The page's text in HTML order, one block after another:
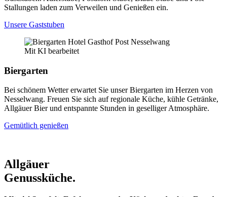
Stallungen laden zum Verweilen und Genießen ein.
Unsere Gaststuben
Mit KI bearbeitet
Biergarten
Bei schönem Wetter erwartet Sie unser Biergarten im Herzen von
Nesselwang. Freuen Sie sich auf regionale Küche, kühle Getränke,
Allgäuer Bier und entspannte Stunden in geselliger Atmosphäre.
Gemütlich genießen
Allgäuer
Genussküche.